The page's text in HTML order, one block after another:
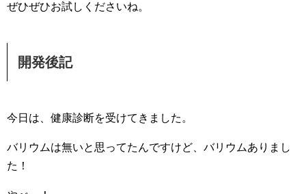
ぜひぜひお試しくださいね。
開発後記
今日は、健康診断を受けてきました。
バリウムは無いと思ってたんですけど、バリウムありまし
た！